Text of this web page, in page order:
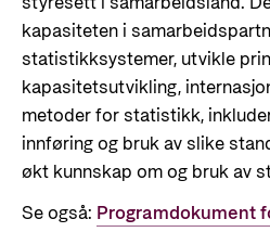
kapasiteten i
statistikksystemer, utvikle
kapasitetsutvikling,
metoder for statistikk,
innføring og bruk av slike
økt kunnskap om og bruk av
Se også: Programdokument